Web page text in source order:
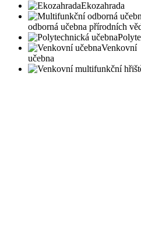
Ekozahrada
odborná učebna přírodních
Venkovní
učebna